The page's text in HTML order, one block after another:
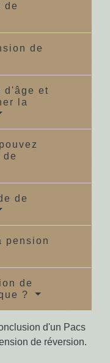
de
de
d'âge et
la
de
pension
de
?
d'un Pacs
de réversion.